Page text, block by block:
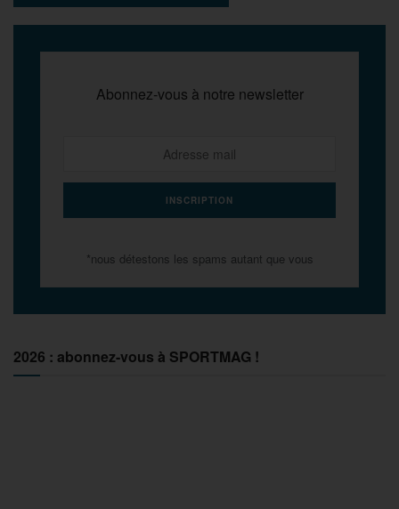
Abonnez-vous à notre newsletter
*nous détestons les spams autant que vous
2026 : abonnez-vous à SPORTMAG !